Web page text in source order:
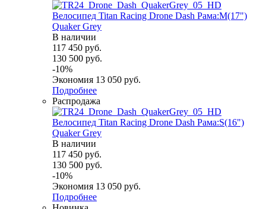
Велосипед Titan Racing Drone Dash Рама:M(17")
Quaker Grey
В наличии
117 450 руб.
130 500 руб.
-10%
Экономия 13 050 руб.
Подробнее
Распродажа
Велосипед Titan Racing Drone Dash Рама:S(16")
Quaker Grey
В наличии
117 450 руб.
130 500 руб.
-10%
Экономия 13 050 руб.
Подробнее